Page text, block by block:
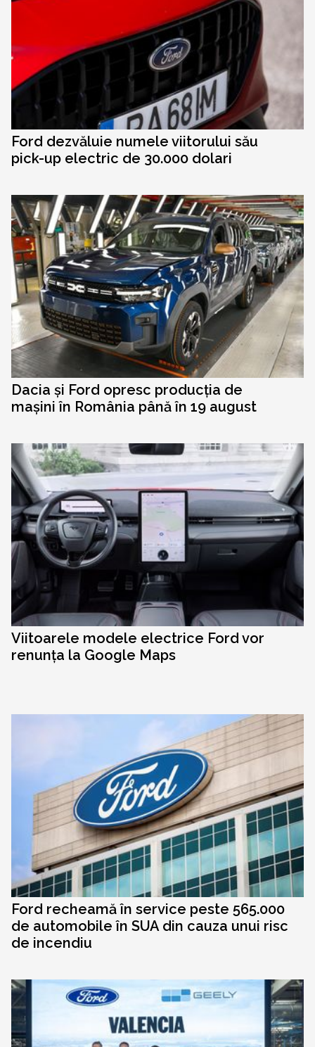
Ford dezvăluie numele viitorului său
pick-up electric de 30.000 dolari
Dacia și Ford opresc producția de
mașini în România până în 19 august
Viitoarele modele electrice Ford vor
renunța la Google Maps
Ford recheamă în service peste 565.000
de automobile în SUA din cauza unui risc
de incendiu